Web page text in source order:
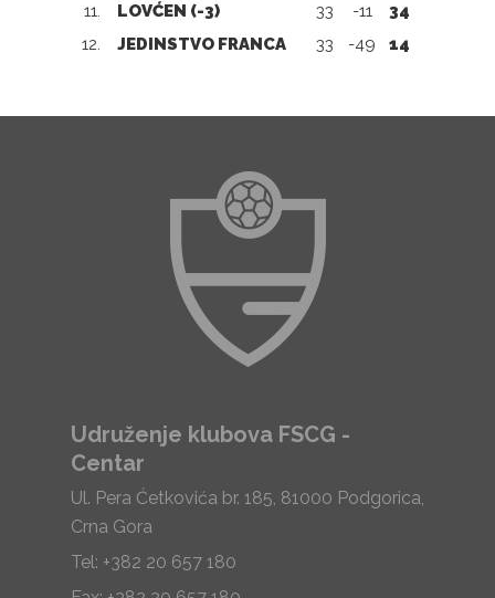
11.
LOVĆEN (-3) 33 -11
34
12.
JEDINSTVO FRANCA 33 -49 14
Udruženje klubova FSCG -
Centar
Ul. Pera Ćetkovića br. 185, 81000 Podgorica,
Crna Gora
Tel: +382 20 657 180